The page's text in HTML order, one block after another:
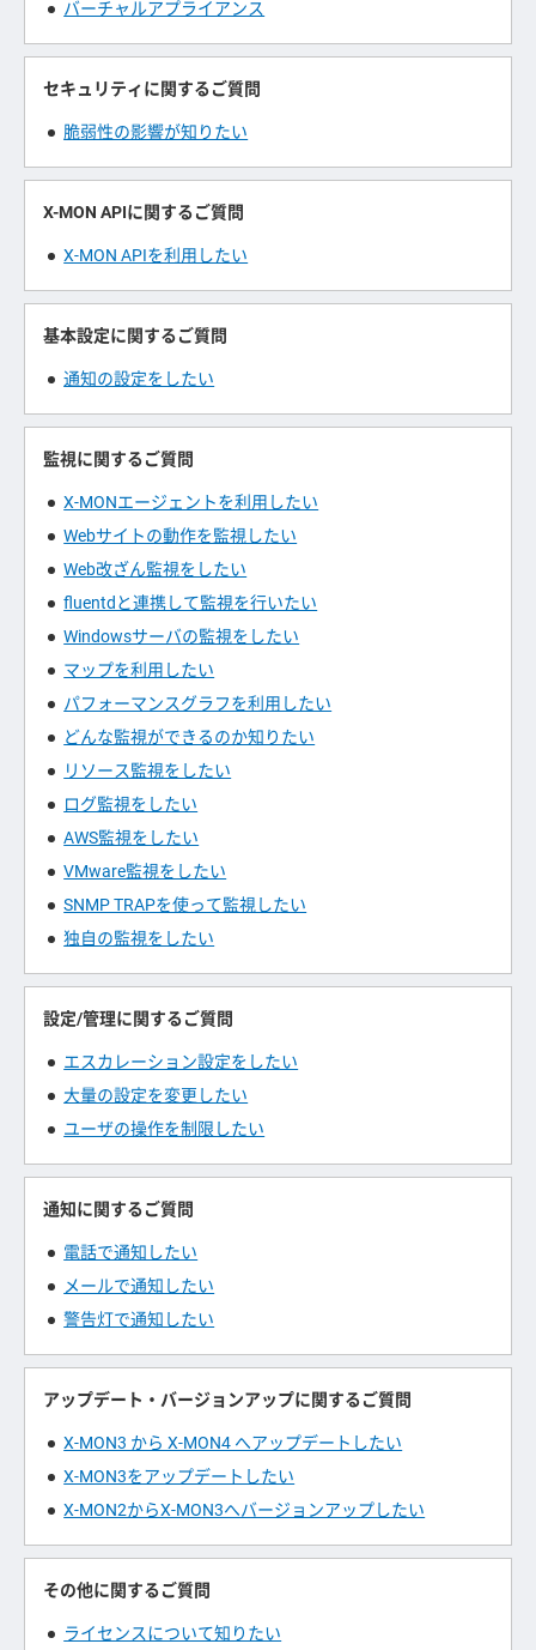
バーチャルアプライアンス
セキュリティに関するご質問
脆弱性の影響が知りたい
X-MON APIに関するご質問
X-MON APIを利用したい
基本設定に関するご質問
通知の設定をしたい
監視に関するご質問
X-MONエージェントを利用したい
Webサイトの動作を監視したい
Web改ざん監視をしたい
fluentdと連携して監視を行いたい
Windowsサーバの監視をしたい
マップを利用したい
パフォーマンスグラフを利用したい
どんな監視ができるのか知りたい
リソース監視をしたい
ログ監視をしたい
AWS監視をしたい
VMware監視をしたい
SNMP TRAPを使って監視したい
独自の監視をしたい
設定/管理に関するご質問
エスカレーション設定をしたい
大量の設定を変更したい
ユーザの操作を制限したい
通知に関するご質問
電話で通知したい
メールで通知したい
警告灯で通知したい
アップデート・バージョンアップに関するご質問
X-MON3 から X-MON4 へアップデートしたい
X-MON3をアップデートしたい
X-MON2からX-MON3へバージョンアップしたい
その他に関するご質問
ライセンスについて知りたい